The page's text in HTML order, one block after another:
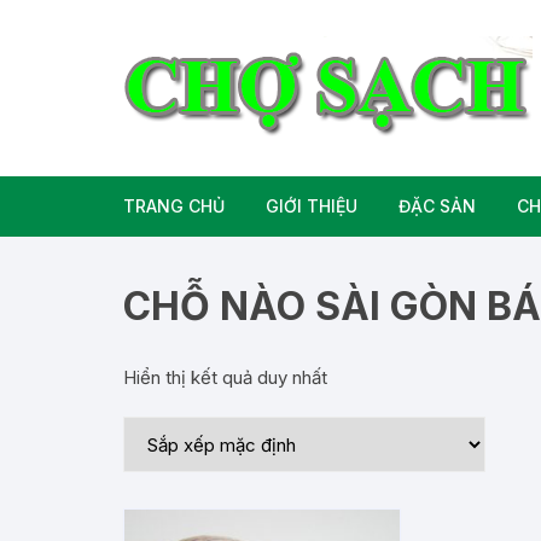
TRANG CHỦ GIỚI THIỆU ĐẶC SẢN
Đặc Sản Miền
Rượu bia đặc sản
CHỖ NÀO SÀI GÒN
Hiển thị kết quả duy nhất